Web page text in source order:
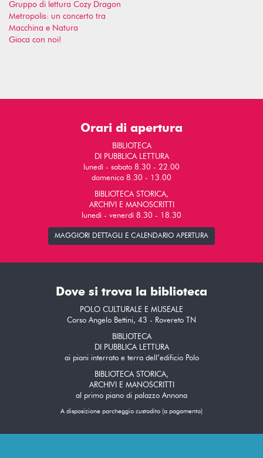
Gruppo di lettura Cozy Dragon
Metropolis: un concerto tra
Macchina e Natura
Gioca con noi!
Orari di apertura
BIBLIOTECA
DI PUBBLICA LETTURA
lunedì - sabato 8.30 - 22.00
domenica 8.30 - 13.00
BIBLIOTECA STORICA,
ARCHIVI E MANOSCRITTI
lunedì - venerdì 8.30 - 18.30
MAGGIORI DETTAGLI E CALENDARIO APERTURA
Dove si trova la biblioteca
POLO CULTURALE E MUSEALE
Corso Angelo Bettini, 43 - Rovereto TN
BIBLIOTECA
DI PUBBLICA LETTURA
ai piani interrato e terra dell’edificio Polo
BIBLIOTECA STORICA,
ARCHIVI E MANOSCRITTI
al primo piano di palazzo Annona
A disposizione parcheggio custodito (a pagamento)